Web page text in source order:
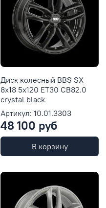
Диск колесный BBS SX
8x18 5x120 ET30 CB82.0
crystal black
Артикул: 10.01.3303
48 100 руб
В корзину